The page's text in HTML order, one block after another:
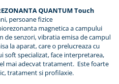
QUANTUM Touch
persoane fizice
magnetica a campului
de senzori, vibratia emisa de campul
la aparat, care o prelucreaza cu
soft specializat, face interpretarea,
mai adecvat tratament. Este foarte
tratament si profilaxie.